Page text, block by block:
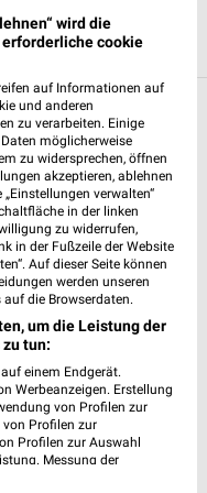
Angeboten in
wird die
cookie
auf Informationen auf
und anderen
zu verarbeiten. Einige
möglicherweise
zu widersprechen, öffnen
akzeptieren, ablehnen
verwalten“
in der linken
zu widerrufen,
in der Fußzeile der Website
Auf dieser Seite können
werden unseren
die Browserdaten.
um die Leistung der
tun:
einem Endgerät.
Werbeanzeigen. Erstellung
von Profilen zur
Profilen zur
Profilen zur Auswahl
Messung der